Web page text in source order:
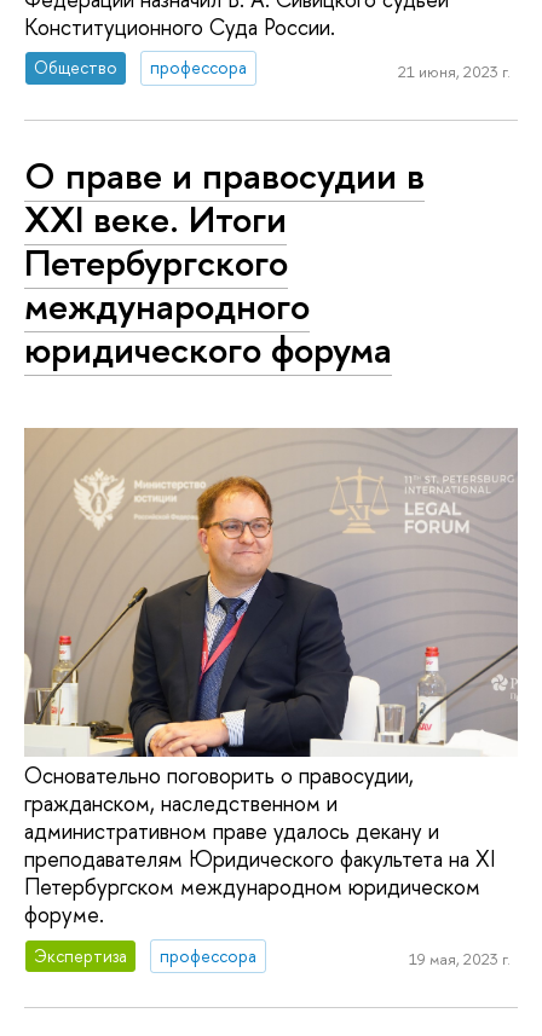
Конституционного Суда России.
Общество профессора 21 июня, 2023 г.
О праве и правосудии в
XXI веке. Итоги
Петербургского
международного
юридического форума
Основательно поговорить о правосудии,
гражданском, наследственном и
административном праве удалось декану и
преподавателям Юридического факультета на XI
Петербургском международном юридическом
форуме.
Экспертиза профессора 19 мая, 2023 г.